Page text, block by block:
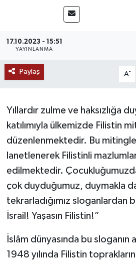
17.10.2023 - 15:51
YAYINLANMA
Paylaş A-
Yıllardır zulme ve haksızlığa
katılımıyla ülkemizde Filistin
düzenlenmektedir. Bu
lanetlenerek Filistinli
edilmektedir.
çok duyduğumuz, duymakla
tekrarladığımız sloganlardan
İsrail! Yaşasın Filistin!”
İslâm dünyasında bu sloganın
1948 yılında Filistin
MAGAZİN
ÖZEL HABER
RESMİ İLANLAR
SİYASET
SOSYAL YARDIMLAR
SPONSORLU YAZI
SPOR
TEKNOLOJİ